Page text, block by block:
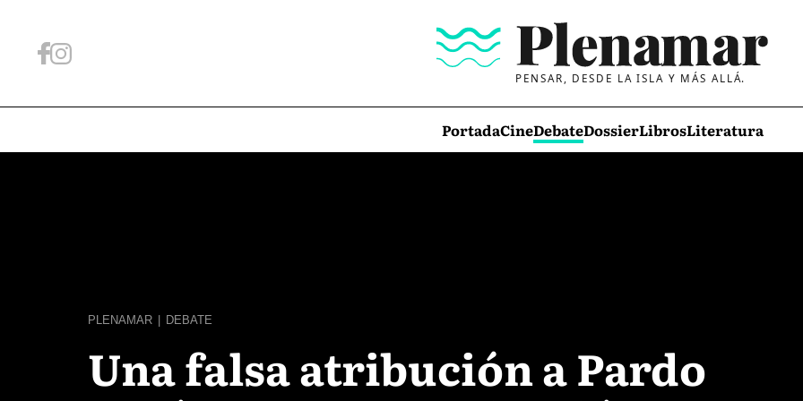
PENSAR, DESDE LA ISLA Y MÁS ALLÁ.
PortadaCineDebateDossierLibrosLiteratura
PLENAMAR DEBATE
Una falsa atribución a Pardo